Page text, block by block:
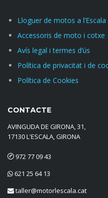
Lloguer de motos a l’Escala
Accessoris de moto i cotxe
Avís legal i termes d’ús
Política de privacitat i de
Política de Cookies
CONTACTE
AVINGUDA DE GIRONA, 31,
17130 L'ESCALA, GIRONA
972 77 09 43
621 25 64 13
taller@motorlescala.cat